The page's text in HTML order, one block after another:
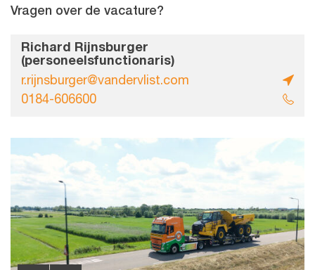
Vragen over de vacature?
Richard Rijnsburger
(personeelsfunctionaris)
r.rijnsburger@vandervlist.com
0184-606600